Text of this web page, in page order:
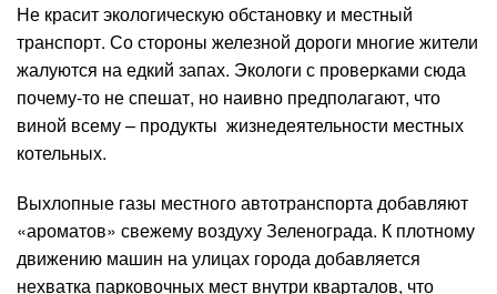
Не красит экологическую обстановку и местный
транспорт. Со стороны железной дороги многие жители
жалуются на едкий запах. Экологи с проверками сюда
почему-то не спешат, но наивно предполагают, что
виной всему – продукты жизнедеятельности местных
котельных.
Выхлопные газы местного автотранспорта добавляют
«ароматов» свежему воздуху Зеленограда. К плотному
движению машин на улицах города добавляется
нехватка парковочных мест внутри кварталов, что